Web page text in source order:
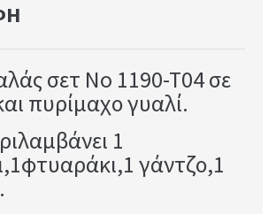
σετ No 1190-T04 σε
πυρίμαχο γυαλί.
1
γάντζο,1